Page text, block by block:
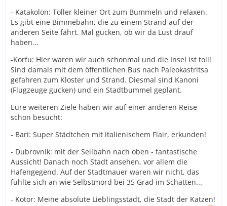
- Katakolon: Toller kleiner Ort zum Bummeln und relaxen.
Es gibt eine Bimmebahn, die zu einem Strand auf der
anderen Seite fährt. Mal gucken, ob wir da Lust drauf
haben...
-Korfu: Hier waren wir auch schonmal und die Insel ist toll!
Sind damals mit dem öffentlichen Bus nach Paleokastritsa
gefahren zum Kloster und Strand. Diesmal sind Kanoni
(Flugzeuge gucken) und ein Stadtbummel geplant.
Eure weiteren Ziele haben wir auf einer anderen Reise
schon besucht:
- Bari: Super Städtchen mit italienischem Flair, erkunden!
- Dubrovnik: mit der Seilbahn nach oben - fantastische
Aussicht! Danach noch Stadt ansehen, vor allem die
Hafengegend. Auf der Stadtmauer waren wir nicht, das
fühlte sich an wie Selbstmord bei 35 Grad im Schatten...
- Kotor: Meine absolute Lieblingsstadt, die Stadt der Katzen!